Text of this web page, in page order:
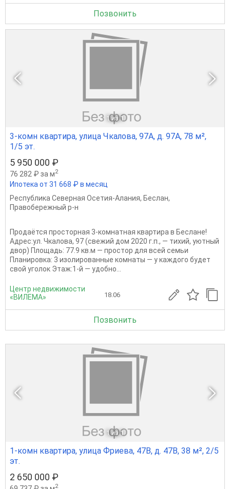
Позвонить
1 из 1
3-комн квартира, улица Чкалова, 97А, д. 97А, 78 м²,
1/5 эт.
5 950 000 ₽
76 282 ₽ за м2
Ипотека от 31 668 ₽ в месяц
Республика Северная Осетия-Алания, Беслан,
Правобережный р-н
Продаётся просторная 3-комнатная квартира в Беслане!
Адрес:ул. Чкалова, 97 (свежий дом 2020 г.п., — тихий, уютный
двор) Площадь: 77.9 кв.м — простор для всей семьи
Планировка: 3 изолированные комнаты — у каждого будет
свой уголок Этаж:1-й — удобно...
Центр недвижимости
«ВИЛЕМА»
18.06
Позвонить
1 из 1
1-комн квартира, улица Фриева, 47В, д. 47В, 38 м², 2/5
эт.
2 650 000 ₽
2